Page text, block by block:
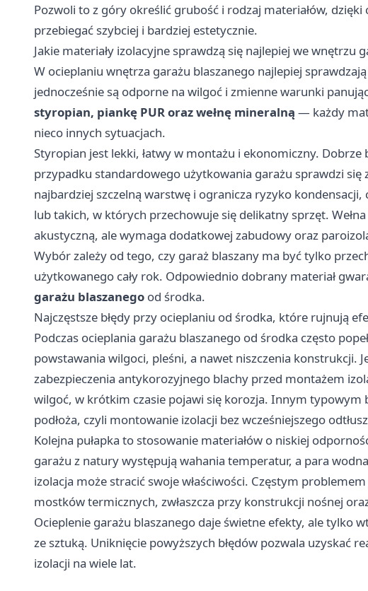
Pozwoli to z góry określić grubość i rodzaj materiałów,
przebiegać szybciej i bardziej estetycznie.
Jakie materiały izolacyjne sprawdzą się najlepiej we wnętrzu
W ocieplaniu wnętrza garażu blaszanego najlepiej
jednocześnie są odporne na wilgoć i zmienne warunki
styropian, piankę PUR oraz wełnę mineralną — każdy
nieco innych sytuacjach.
Styropian jest lekki, łatwy w montażu i ekonomiczny. Dobrze
przypadku standardowego użytkowania garażu sprawdzi
najbardziej szczelną warstwę i ogranicza ryzyko
lub takich, w których przechowuje się delikatny sprzęt.
akustyczną, ale wymaga dodatkowej zabudowy oraz
Wybór zależy od tego, czy garaż blaszany ma być tylko
użytkowanego cały rok. Odpowiednio dobrany materiał
garażu blaszanego od środka.
Najczęstsze błędy przy ocieplaniu od środka, które rujnują
Podczas ocieplania garażu blaszanego od środka często
powstawania wilgoci, pleśni, a nawet niszczenia konstrukcji.
zabezpieczenia antykorozyjnego blachy przed montażem
wilgoć, w krótkim czasie pojawi się korozja. Innym typowym
podłoża, czyli montowanie izolacji bez wcześniejszego
Kolejna pułapka to stosowanie materiałów o niskiej
garażu z natury występują wahania temperatur, a para
izolacja może stracić swoje właściwości. Częstym
mostków termicznych, zwłaszcza przy konstrukcji nośnej
Ocieplenie garażu blaszanego daje świetne efekty, ale tylko
ze sztuką. Uniknięcie powyższych błędów pozwala uzyskać
izolacji na wiele lat.